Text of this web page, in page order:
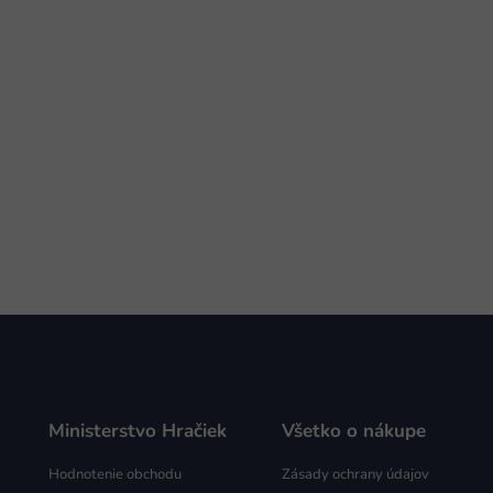
Ministerstvo Hračiek
Hodnotenie obchodu
Všetko o nákupe
Zásady ochrany údajov